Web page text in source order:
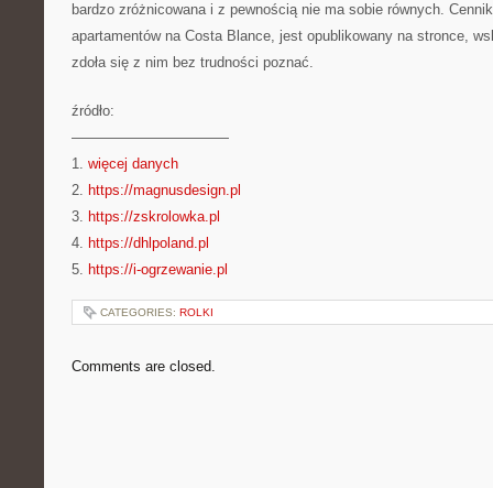
bardzo zróżnicowana i z pewnością nie ma sobie równych.
apartamentów na Costa Blance, jest opublikowany na stronce,
zdoła się z nim bez trudności poznać.
źródło:
———————————
1. więcej danych
2. https://magnusdesign.pl
3. https://zskrolowka.pl
4. https://dhlpoland.pl
5. https://i-ogrzewanie.pl
CATEGORIES: ROLKI
Comments are closed.